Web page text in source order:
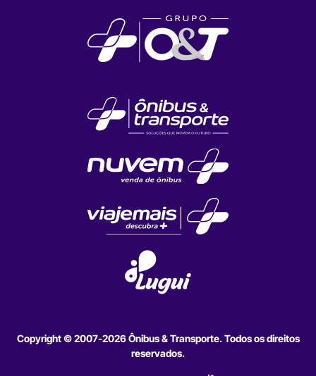
Copyright © 2007-2026 Ônibus & Transporte. Todos os direitos
reservados.